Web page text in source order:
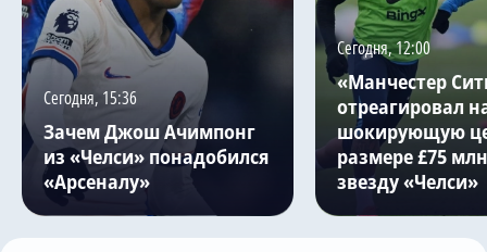
Сегодня, 15:36
Зачем Джош Ачимпонг
из «Челси» понадобился
«Арсеналу»
Сегодня, 12:00
«Манчестер
отреагировал
шокирующую
размере £75
звезду «Челси»